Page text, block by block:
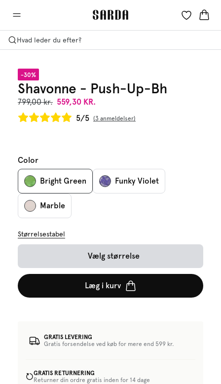
Hvad leder du efter?
-30%
Shavonne - Push-Up-Bh
799,00 kr. 559,30 KR.
5/5
3 anmeldelser
Color
Bright Green Funky Violet
Marble
Størrelsestabel
Vælg størrelse
Læg i kurv
GRATIS LEVERING
Gratis forsendelse ved køb for mere end 599 kr.
GRATIS RETURNERING
Returner din ordre gratis inden for 14 dage